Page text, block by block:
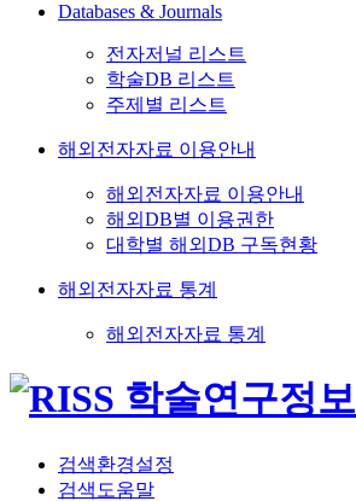
Databases & Journals
전자저널 리스트
학술DB 리스트
주제별 리스트
해외전자자료 이용안내
해외전자자료 이용안내
해외DB별 이용권한
대학별 해외DB 구독현황
해외전자자료 통계
해외전자자료 통계
검색환경설정
검색도움말